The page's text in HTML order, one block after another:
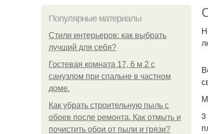
Популярные материалы
Стили интерьеров: как выбрать
лучший для себя?
Гостевая комната 17, 6 м 2 с
санузлом при спальне в частном
доме.
Как убрать строительную пыль с
обоев после ремонта. Как отмыть и
почистить обои от пыли и грязи?
3